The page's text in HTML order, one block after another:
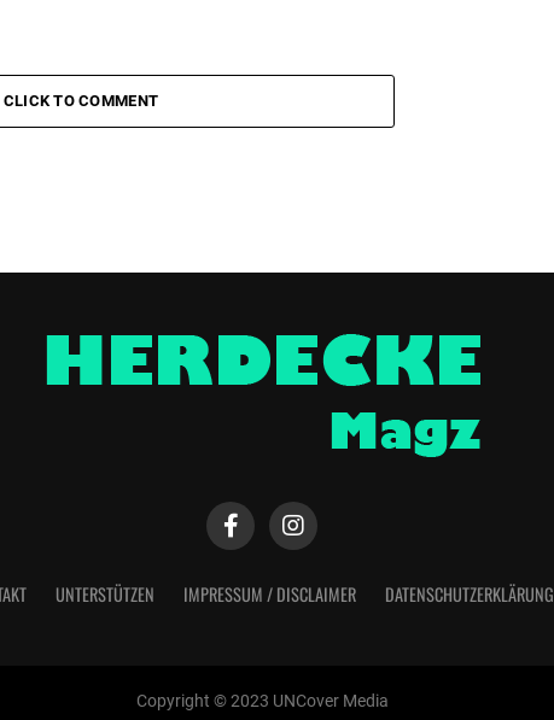
CLICK TO COMMENT
UNTERSTÜTZEN IMPRESSUM / DISCLAIMER DATENSCHUTZERKLÄRUNG
Copyright © 2023 UNCover Media